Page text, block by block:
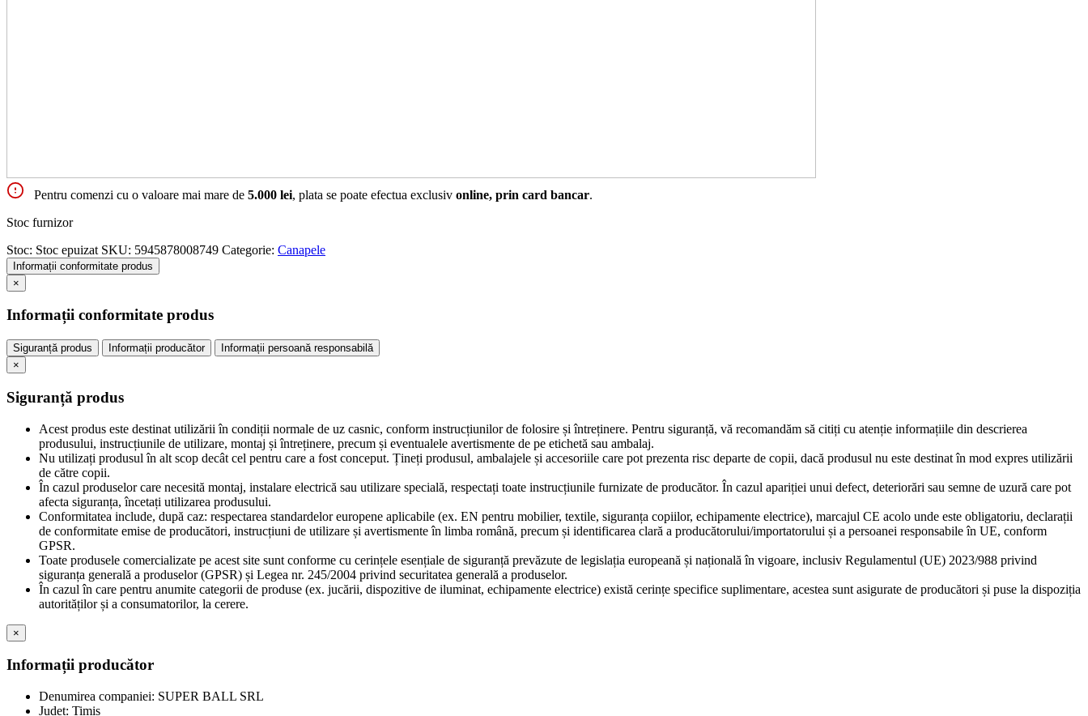
Pentru comenzi cu o valoare mai mare de 5.000 lei, plata se poate efectua exclusiv online, prin card bancar.
Stoc furnizor
Stoc: Stoc epuizat SKU: 5945878008749 Categorie: Canapele
Informații conformitate produs
×
Informații conformitate produs
Siguranță produs Informații producător
Informații persoană responsabilă
×
Siguranță produs
Acest produs este destinat utilizării în condiții normale de uz casnic, conform instrucțiunilor de folosire și întreținere. Pentru siguranță, vă recomandăm să citiți cu atenție informațiile din descrierea
produsului, instrucțiunile de utilizare, montaj și întreținere, precum și eventualele avertismente de pe etichetă sau ambalaj.
Nu utilizați produsul în alt scop decât cel pentru care a fost conceput. Țineți produsul, ambalajele și accesoriile care pot prezenta risc departe de copii, dacă produsul nu este destinat în mod expres utilizării
de către copii.
În cazul produselor care necesită montaj, instalare electrică sau utilizare specială, respectați toate instrucțiunile furnizate de producător. În cazul apariției unui defect, deteriorări sau semne de uzură care pot
afecta siguranța, încetați utilizarea produsului.
Conformitatea include, după caz: respectarea standardelor europene aplicabile (ex. EN pentru mobilier, textile, siguranța copiilor, echipamente electrice), marcajul CE acolo unde este obligatoriu, declarații
de conformitate emise de producători, instrucțiuni de utilizare și avertismente în limba română, precum și identificarea clară a producătorului/importatorului și a persoanei responsabile în UE, conform
GPSR.
Toate produsele comercializate pe acest site sunt conforme cu cerințele esențiale de siguranță prevăzute de legislația europeană și națională în vigoare, inclusiv Regulamentul (UE) 2023/988 privind
siguranța generală a produselor (GPSR) și Legea nr. 245/2004 privind securitatea generală a produselor.
În cazul în care pentru anumite categorii de produse (ex. jucării, dispozitive de iluminat, echipamente electrice) există cerințe specifice suplimentare, acestea sunt asigurate de producători și puse la dispoziția
autorităților și a consumatorilor, la cerere.
×
Informații producător
Denumirea companiei: SUPER BALL SRL
Județ: Timiș